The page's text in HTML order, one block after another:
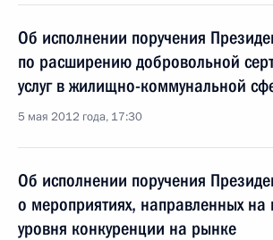
Об исполнении поручения
по расширению добровольной
услуг в жилищно-коммунальной
5 мая 2012 года, 17:30
Об исполнении поручения
о мероприятиях, направленных
уровня конкуренции на рынке